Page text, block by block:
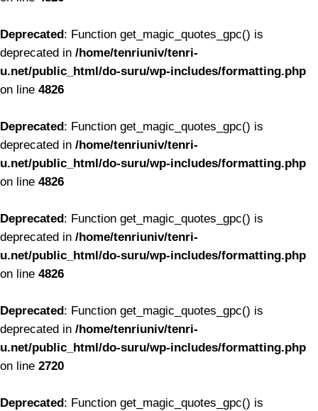
Deprecated: Function get_magic_quotes_gpc() is
deprecated in /home/tenriuniv/tenri-
u.net/public_html/do-suru/wp-includes/formatting.php
on line 4826
Deprecated: Function get_magic_quotes_gpc() is
deprecated in /home/tenriuniv/tenri-
u.net/public_html/do-suru/wp-includes/formatting.php
on line 4826
Deprecated: Function get_magic_quotes_gpc() is
deprecated in /home/tenriuniv/tenri-
u.net/public_html/do-suru/wp-includes/formatting.php
on line 4826
Deprecated: Function get_magic_quotes_gpc() is
deprecated in /home/tenriuniv/tenri-
u.net/public_html/do-suru/wp-includes/formatting.php
on line 2720
Deprecated: Function get_magic_quotes_gpc() is